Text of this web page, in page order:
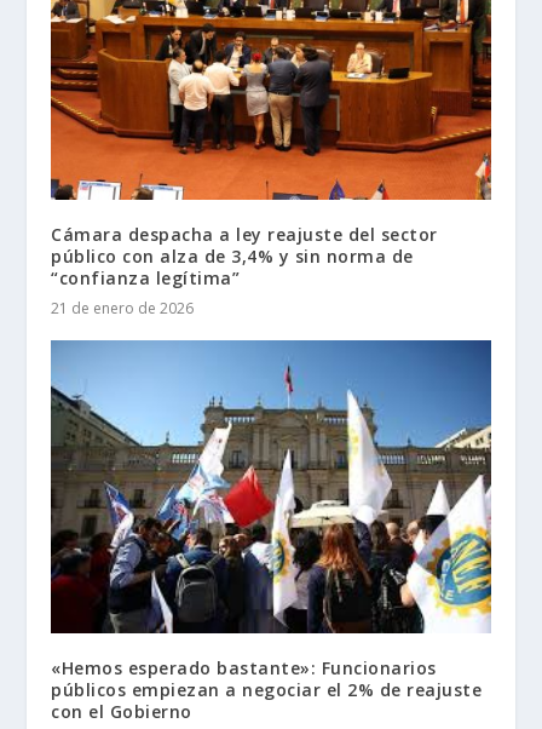
Cámara despacha a ley reajuste del sector
público con alza de 3,4% y sin norma de
“confianza legítima”
21 de enero de 2026
«Hemos esperado bastante»: Funcionarios
públicos empiezan a negociar el 2% de reajuste
con el Gobierno